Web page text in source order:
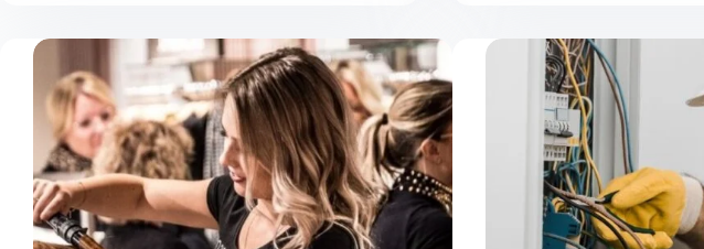
Energia
Como
se
Inscrever
em
2025
Costura:
Como
Se
Inscrever
em
2025